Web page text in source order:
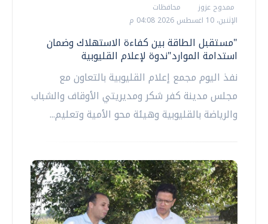
ممدوح عزوز
محافظات
الإثنين، 10 اغسطس 2026 04:08 م
"مستقبل الطاقة بين كفاءة الاستهلاك وضمان
استدامة الموارد"ندوة لإعلام القليوبية
نفذ اليوم مجمع إعلام القليوبية بالتعاون مع
مجلس مدينة كفر شكر ومديريتي الأوقاف والشباب
والرياضة بالقليوبية وهيئة محو الأمية وتعليم...